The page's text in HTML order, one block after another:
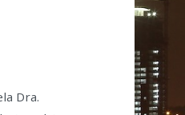
Dra.